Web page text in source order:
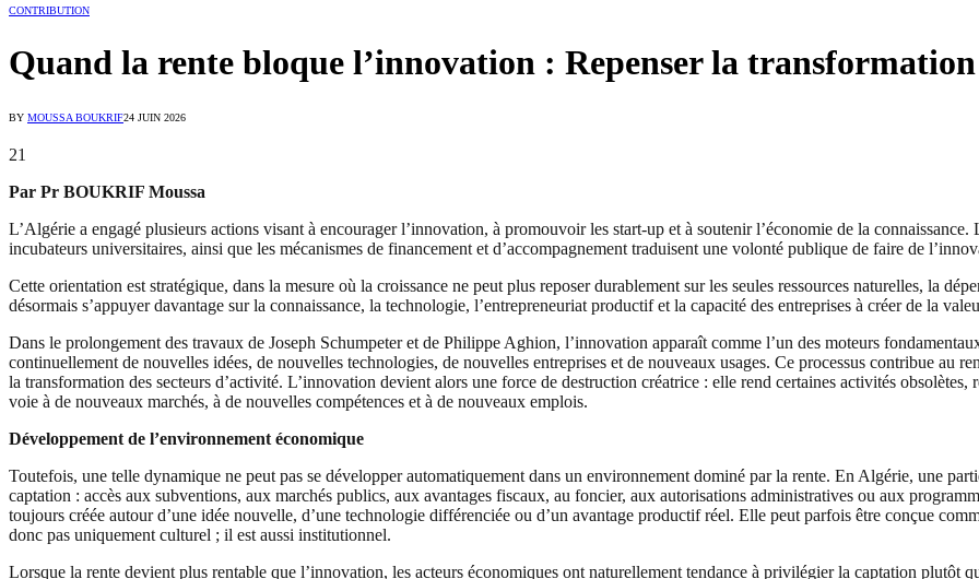
CONTRIBUTION
Quand la rente bloque l’innovation : Repenser la
BY MOUSSA BOUKRIF24 JUIN 2026
21
Par Pr BOUKRIF Moussa
L’Algérie a engagé plusieurs actions visant à encourager l’innovation, à promouvoir les start-up et à soutenir l’économie de la
incubateurs universitaires, ainsi que les mécanismes de financement et d’accompagnement traduisent une volonté publique de faire de
Cette orientation est stratégique, dans la mesure où la croissance ne peut plus reposer durablement sur les seules ressources naturelles, la
désormais s’appuyer davantage sur la connaissance, la technologie, l’entrepreneuriat productif et la capacité des entreprises à créer de la
Dans le prolongement des travaux de Joseph Schumpeter et de Philippe Aghion, l’innovation apparaît comme l’un des moteurs
continuellement de nouvelles idées, de nouvelles technologies, de nouvelles entreprises et de nouveaux usages. Ce processus contribue au
la transformation des secteurs d’activité. L’innovation devient alors une force de destruction créatrice : elle rend certaines activités obsolètes,
voie à de nouveaux marchés, à de nouvelles compétences et à de nouveaux emplois.
Développement de l’environnement économique
Toutefois, une telle dynamique ne peut pas se développer automatiquement dans un environnement dominé par la rente. En Algérie, une
captation : accès aux subventions, aux marchés publics, aux avantages fiscaux, au foncier, aux autorisations administratives ou aux
toujours créée autour d’une idée nouvelle, d’une technologie différenciée ou d’un avantage productif réel. Elle peut parfois être conçue
donc pas uniquement culturel ; il est aussi institutionnel.
Lorsque la rente devient plus rentable que l’innovation, les acteurs économiques ont naturellement tendance à privilégier la captation plutôt